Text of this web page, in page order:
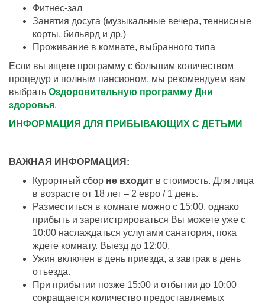
Фитнес-зал
Занятия досуга (музыкальные вечера, теннисные
корты, бильярд и др.)
Проживание в комнате, выбранного типа
Если вы ищете программу с большим количеством
процедур и полным пансионом, мы рекомендуем вам
выбрать Оздоровительную программу Дни
здоровья.
ИНФОРМАЦИЯ ДЛЯ ПРИБЫВАЮЩИХ С ДЕТЬМИ
ВАЖНАЯ ИНФОРМАЦИЯ:
Курортный сбор не входит в стоимость. Для лица
в возрасте от 18 лет – 2 евро / 1 день.
Разместиться в комнате можно с 15:00, однако
прибыть и зарегистрироваться Вы можете уже с
10:00 наслаждаться услугами санатория, пока
ждете комнату. Выезд до 12:00.
Ужин включен в день приезда, а завтрак в день
отъезда.
При прибытии позже 15:00 и отбытии до 10:00
сокращается количество предоставляемых